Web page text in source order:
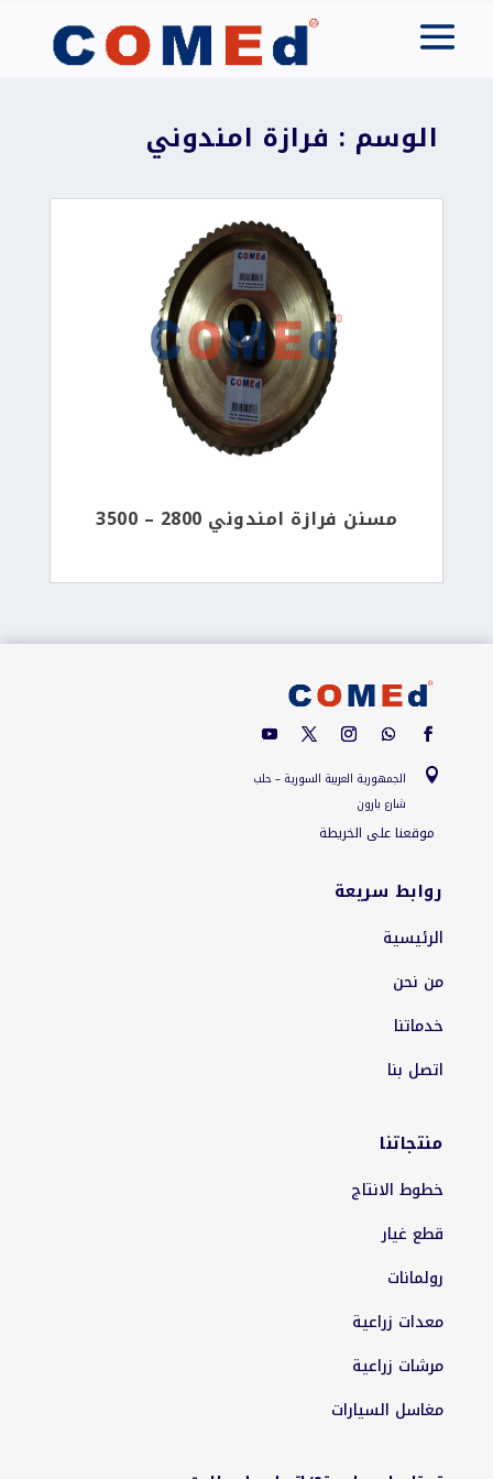
الوسم : فرازة امندوني
مسنن فرازة امندوني 2800 – 3500

الجمهورية العربية السورية – حلب
شارع بارون
موقعنا على الخريطة
روابط سريعة
الرئيسية
من نحن
خدماتنا
اتصل بنا
منتجاتنا
خطوط الانتاج
قطع غيار
رولمانات
معدات زراعية
مرشات زراعية
مغاسل السيارات